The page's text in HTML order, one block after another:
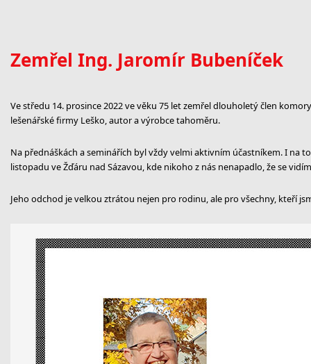
Zemřel Ing. Jaromír Bubeníček
Ve středu 14. prosince 2022 ve věku 75 let zemřel dlouholetý člen
lešenářské firmy Leško, autor a výrobce tahoměru.
Na přednáškách a seminářích byl vždy velmi aktivním účastníkem. I na
listopadu ve Žďáru nad Sázavou, kde nikoho z nás nenapadlo, že se
Jeho odchod je velkou ztrátou nejen pro rodinu, ale pro všechny, kteří